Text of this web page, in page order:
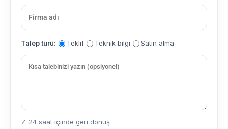
Talep türü: Teklif Teknik bilgi Satın alma
✓ 24 saat içinde geri dönüş